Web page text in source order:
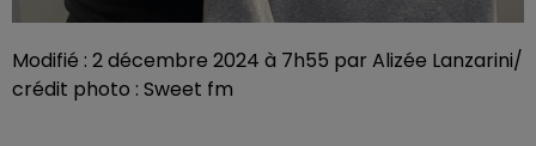
Modifié : 2 décembre 2024 à 7h55 par Alizée Lanzarini/
crédit photo : Sweet fm